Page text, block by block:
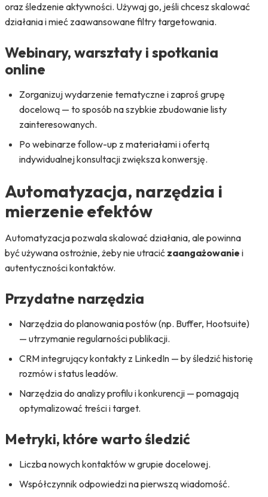
oraz śledzenie aktywności. Używaj go, jeśli chcesz skalować
działania i mieć zaawansowane filtry targetowania.
Webinary, warsztaty i spotkania
online
Zorganizuj wydarzenie tematyczne i zaproś grupę
docelową — to sposób na szybkie zbudowanie listy
zainteresowanych.
Po webinarze follow-up z materiałami i ofertą
indywidualnej konsultacji zwiększa konwersję.
Automatyzacja, narzędzia i
mierzenie efektów
Automatyzacja pozwala skalować działania, ale powinna
być używana ostrożnie, żeby nie utracić zaangażowanie i
autentyczności kontaktów.
Przydatne narzędzia
Narzędzia do planowania postów (np. Buffer, Hootsuite)
— utrzymanie regularności publikacji.
CRM integrujący kontakty z LinkedIn — by śledzić historię
rozmów i status leadów.
Narzędzia do analizy profilu i konkurencji — pomagają
optymalizować treści i target.
Metryki, które warto śledzić
Liczba nowych kontaktów w grupie docelowej.
Współczynnik odpowiedzi na pierwszą wiadomość.